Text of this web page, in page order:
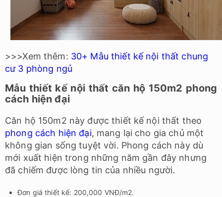
>>>Xem thêm: 30+ Mẫu thiết kế nội thất chung
cư 3 phòng ngủ
Mẫu thiết kế nội thất căn hộ 150m2 phong
cách hiện đại
Căn hộ 150m2 này được thiết kế nội thất theo
phong cách hiện đại, mang lại cho gia chủ một
không gian sống tuyệt vời. Phong cách này dù
mới xuất hiện trong những năm gần đây nhưng
đã chiếm được lòng tin của nhiều người.
Đơn giá thiết kế: 200,000 VNĐ/m2.